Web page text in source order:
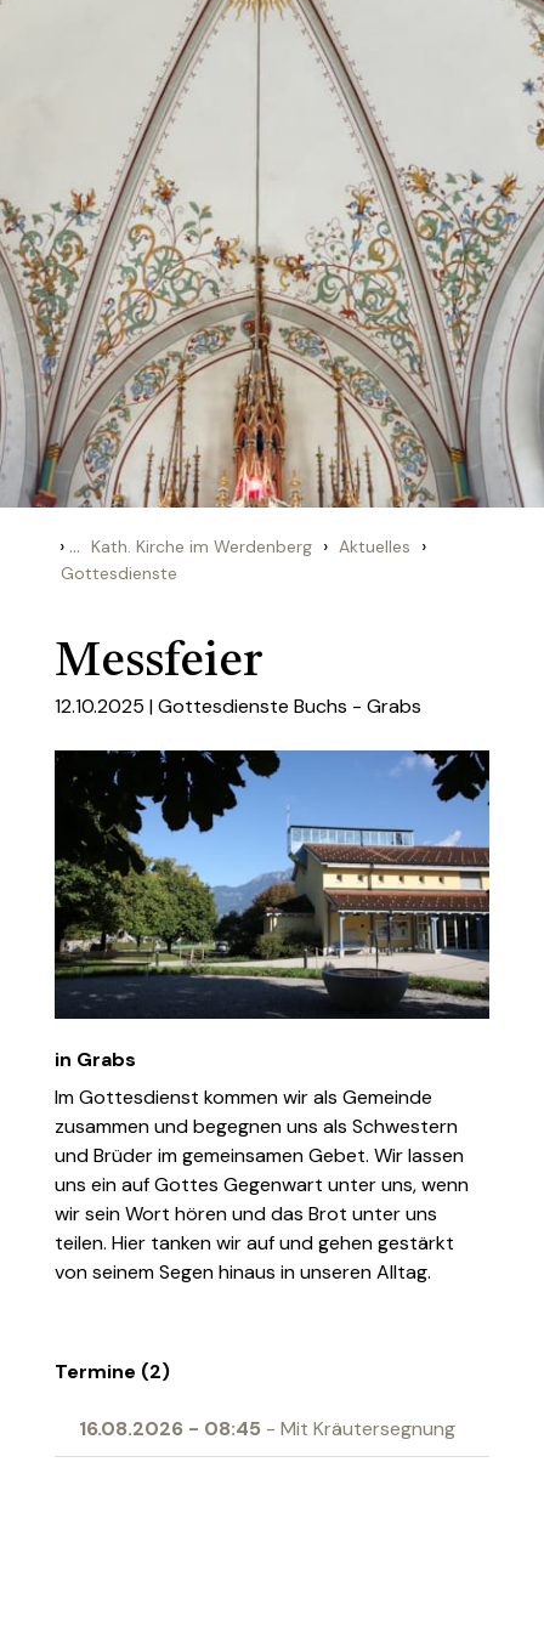
› ... Kath. Kirche im Werdenberg › Aktuelles ›
Gottesdienste
Messfeier
12.10.2025 |Gottesdienste Buchs - Grabs
in Grabs
Im Gottesdienst kommen wir als Gemeinde
zusammen und begegnen uns als Schwestern
und Brüder im gemeinsamen Gebet. Wir lassen
uns ein auf Gottes Gegenwart unter uns, wenn
wir sein Wort hören und das Brot unter uns
teilen. Hier tanken wir auf und gehen gestärkt
von seinem Segen hinaus in unseren Alltag.
Termine (2)
16.08.2026 - 08:45 - Mit Kräutersegnung